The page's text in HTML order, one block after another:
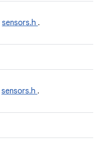
sensors.h .
sensors.h .